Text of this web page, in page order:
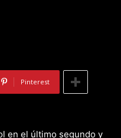
Pinterest
en el último segundo y